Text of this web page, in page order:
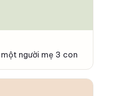
người mẹ 3 con